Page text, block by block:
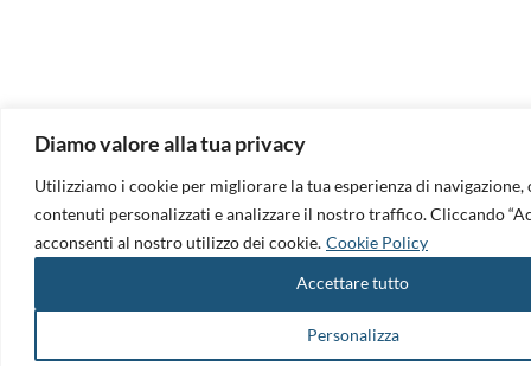
Diamo valore alla tua privacy
Utilizziamo i cookie per migliorare la tua esperienza di
contenuti personalizzati e analizzare il nostro traffico. Cliccando
acconsenti al nostro utilizzo dei cookie. Cookie Policy
Personalizza
Accettare tutto